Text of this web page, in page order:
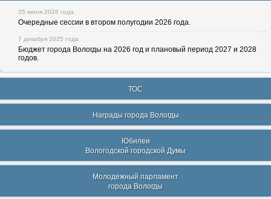
25 июня 2026 года
Очередные сессии в втором полугодии 2026 года.
7 декабря 2025 года
Бюджет города Вологды на 2026 год и плановый период 2027 и 2028
годов.
ТОС
Награды города Вологды
Юбилеи
Вологодской городской Думы
Молодежный парламент
города Вологды